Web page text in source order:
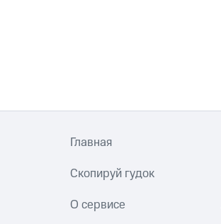
Главная
Скопируй гудок
О сервисе